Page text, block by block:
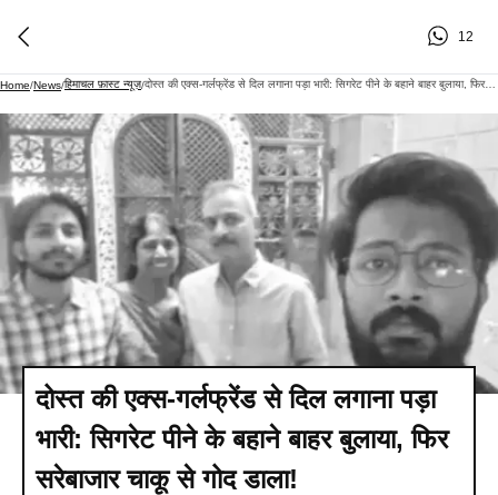
12
Home/News/हिमाचल फ़ास्ट न्यूज़/ दोस्त की एक्स-गर्लफ्रेंड से दिल लगाना पड़ा भारी: सिगरेट पीने के बहाने बाहर बुलाया, फिर सरेबाजार चाकू से गोद डाला!
दोस्त की एक्स-गर्लफ्रेंड से दिल लगाना पड़ा
भारी: सिगरेट पीने के बहाने बाहर बुलाया, फिर
सरेबाजार चाकू से गोद डाला!